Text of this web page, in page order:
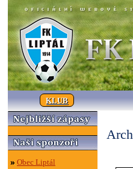
KLUB
Obec Liptál